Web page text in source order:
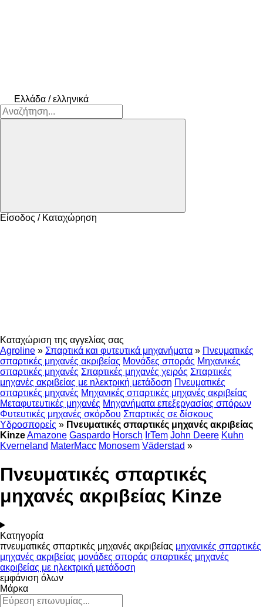
Ελλάδα / ελληνικά
Είσοδος / Καταχώρηση
Καταχώριση της αγγελίας σας
Agroline » Σπαρτικά και φυτευτικά μηχανήματα » Πνευματικές
σπαρτικές μηχανές ακριβείας Μονάδες σποράς Μηχανικές
σπαρτικές μηχανές Σπαρτικές μηχανές χειρός Σπαρτικές
μηχανές ακριβείας με ηλεκτρική μετάδοση Πνευματικές
σπαρτικές μηχανές Μηχανικές σπαρτικές μηχανές ακριβείας
Μεταφυτευτικές μηχανές Μηχανήματα επεξεργασίας σπόρων
Φυτευτικές μηχανές σκόρδου Σπαρτικές σε δίσκους
Υδροσπορείς » Πνευματικές σπαρτικές μηχανές ακριβείας
KinzeAmazone Gaspardo Horsch IrTem John Deere Kuhn
Kverneland MaterMacc Monosem Väderstad »
Πνευματικές σπαρτικές
μηχανές ακριβείας Kinze
Κατηγορία
πνευματικές σπαρτικές μηχανές ακριβείας μηχανικές σπαρτικές
μηχανές ακριβείας μονάδες σποράς σπαρτικές μηχανές
ακριβείας με ηλεκτρική μετάδοση
εμφάνιση όλων
Μάρκα